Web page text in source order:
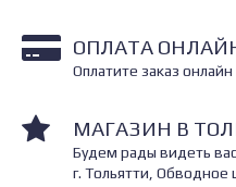
ОПЛАТА
Оплатите заказ
МАГАЗИН В
Будем рады видеть
г. Тольятти, Обводное